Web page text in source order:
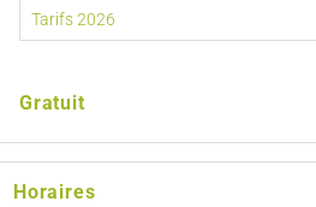
Gratuit
Horaires